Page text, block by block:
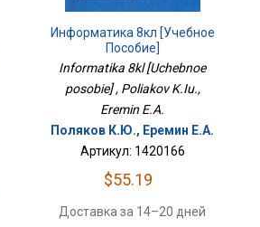
Информатика 8кл [Учебное
Пособие]
Informatika 8kl [Uchebnoe
posobie] , Poliakov K.Iu.,
Eremin E.A.
Поляков К.Ю., Еремин Е.А.
Артикул: 1420166
$55.19
Доставка за 14–20 дней